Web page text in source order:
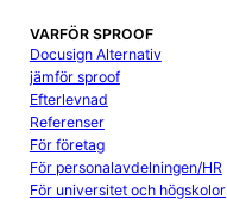
VARFÖR SPROOF
Docusign Alternativ
jämför sproof
Efterlevnad
Referenser
För företag
För personalavdelningen/HR
För universitet och högskolor